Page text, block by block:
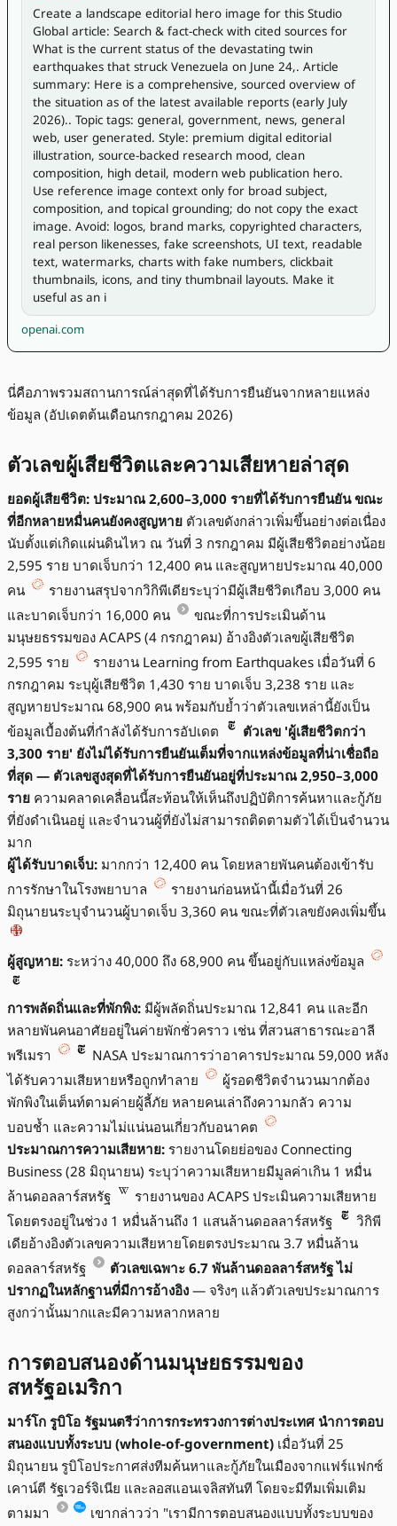
Create a landscape editorial hero image for this Studio
Global article: Search & fact-check with cited sources for
What is the current status of the devastating twin
earthquakes that struck Venezuela on June 24,. Article
summary: Here is a comprehensive, sourced overview of
the situation as of the latest available reports (early July
2026).. Topic tags: general, government, news, general
web, user generated. Style: premium digital editorial
illustration, source-backed research mood, clean
composition, high detail, modern web publication hero.
Use reference image context only for broad subject,
composition, and topical grounding; do not copy the exact
image. Avoid: logos, brand marks, copyrighted characters,
real person likenesses, fake screenshots, UI text, readable
text, watermarks, charts with fake numbers, clickbait
thumbnails, icons, and tiny thumbnail layouts. Make it
useful as an i
openai.com
นี่คือภาพรวมสถานการณ์ล่าสุดที่ได้รับการยืนยันจากหลายแหล่ง
ข้อมูล (อัปเดตต้นเดือนกรกฎาคม 2026)
ตัวเลขผู้เสียชีวิตและความเสียหายล่าสุด
ยอดผู้เสียชีวิต: ประมาณ 2,600–3,000 รายที่ได้รับการยืนยัน ขณะ
ที่อีกหลายหมื่นคนยังคงสูญหาย ตัวเลขดังกล่าวเพิ่มขึ้นอย่างต่อเนื่อง
นับตั้งแต่เกิดแผ่นดินไหว ณ วันที่ 3 กรกฎาคม มีผู้เสียชีวิตอย่างน้อย
2,595 ราย บาดเจ็บกว่า 12,400 คน และสูญหายประมาณ 40,000
คน
รายงานสรุปจากวิกิพีเดียระบุว่ามีผู้เสียชีวิตเกือบ 3,000 คน
และบาดเจ็บกว่า 16,000 คน
ขณะที่การประเมินด้าน
มนุษยธรรมของ ACAPS (4 กรกฎาคม) อ้างอิงตัวเลขผู้เสียชีวิต
2,595 ราย
รายงาน Learning from Earthquakes เมื่อวันที่ 6
กรกฎาคม ระบุผู้เสียชีวิต 1,430 ราย บาดเจ็บ 3,238 ราย และ
สูญหายประมาณ 68,900 คน พร้อมกับย้ำว่าตัวเลขเหล่านี้ยังเป็น
ข้อมูลเบื้องต้นที่กำลังได้รับการอัปเดต
ตัวเลข 'ผู้เสียชีวิตกว่า
3,300 ราย' ยังไม่ได้รับการยืนยันเต็มที่จากแหล่งข้อมูลที่น่าเชื่อถือ
ที่สุด — ตัวเลขสูงสุดที่ได้รับการยืนยันอยู่ที่ประมาณ 2,950–3,000
ราย ความคลาดเคลื่อนนี้สะท้อนให้เห็นถึงปฏิบัติการค้นหาและกู้ภัย
ที่ยังดำเนินอยู่ และจำนวนผู้ที่ยังไม่สามารถติดตามตัวได้เป็นจำนวน
มาก
ผู้ได้รับบาดเจ็บ: มากกว่า 12,400 คน โดยหลายพันคนต้องเข้ารับ
การรักษาในโรงพยาบาล
รายงานก่อนหน้านี้เมื่อวันที่ 26
มิถุนายนระบุจำนวนผู้บาดเจ็บ 3,360 คน ขณะที่ตัวเลขยังคงเพิ่มขึ้น
ผู้สูญหาย: ระหว่าง 40,000 ถึง 68,900 คน ขึ้นอยู่กับแหล่งข้อมูล
การพลัดถิ่นและที่พักพิง: มีผู้พลัดถิ่นประมาณ 12,841 คน และอีก
หลายพันคนอาศัยอยู่ในค่ายพักชั่วคราว เช่น ที่สวนสาธารณะอาลี
พรีเมรา
NASA ประมาณการว่าอาคารประมาณ 59,000 หลัง
ได้รับความเสียหายหรือถูกทำลาย
ผู้รอดชีวิตจำนวนมากต้อง
พักพิงในเต็นท์ตามค่ายผู้ลี้ภัย หลายคนเล่าถึงความกลัว ความ
บอบช้ำ และความไม่แน่นอนเกี่ยวกับอนาคต
ประมาณการความเสียหาย: รายงานโดยย่อของ Connecting
Business (28 มิถุนายน) ระบุว่าความเสียหายมีมูลค่าเกิน 1 หมื่น
ล้านดอลลาร์สหรัฐ
รายงานของ ACAPS ประเมินความเสียหาย
โดยตรงอยู่ในช่วง 1 หมื่นล้านถึง 1 แสนล้านดอลลาร์สหรัฐ
วิกิพี
เดียอ้างอิงตัวเลขความเสียหายโดยตรงประมาณ 3.7 หมื่นล้าน
ดอลลาร์สหรัฐ
ตัวเลขเฉพาะ 6.7 พันล้านดอลลาร์สหรัฐ ไม่
ปรากฏในหลักฐานที่มีการอ้างอิง — จริงๆ แล้วตัวเลขประมาณการ
สูงกว่านั้นมากและมีความหลากหลาย
การตอบสนองด้านมนุษยธรรมของ
สหรัฐอเมริกา
มาร์โก รูบิโอ รัฐมนตรีว่าการกระทรวงการต่างประเทศ นำการตอบ
สนองแบบทั้งระบบ (whole-of-government) เมื่อวันที่ 25
มิถุนายน รูบิโอประกาศส่งทีมค้นหาและกู้ภัยในเมืองจากแฟร์แฟกซ์
เคาน์ตี รัฐเวอร์จิเนีย และลอสแอนเจลิสทันที โดยจะมีทีมเพิ่มเติม
ตามมา
เขากล่าวว่า "เรามีการตอบสนองแบบทั้งระบบของ